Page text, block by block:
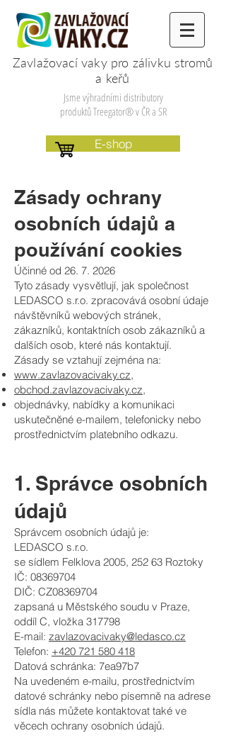
Zavlažovací vaky pro zálivku stromů
a keřů
Jsme výhradními distributory
produktů Treegator® v ČR a SR
E-shop
Zásady ochrany
osobních údajů a
používání cookies
Účinné od 26. 7. 2026
Tyto zásady vysvětlují, jak společnost
LEDASCO s.r.o. zpracovává osobní údaje
návštěvníků webových stránek,
zákazníků, kontaktních osob zákazníků a
dalších osob, které nás kontaktují.
Zásady se vztahují zejména na:
www.zavlazovacivaky.cz,
obchod.zavlazovacivaky.cz,
objednávky, nabídky a komunikaci
uskutečněné e-mailem, telefonicky nebo
prostřednictvím platebního odkazu.
1. Správce osobních
údajů
Správcem osobních údajů je:
LEDASCO s.r.o.
se sídlem Felklova 2005, 252 63 Roztoky
IČ: 08369704
DIČ: CZ08369704
zapsaná u Městského soudu v Praze,
oddíl C, vložka 317798
E-mail: zavlazovacivaky@ledasco.cz
Telefon: +420 721 580 418
Datová schránka: 7ea97b7
Na uvedeném e-mailu, prostřednictvím
datové schránky nebo písemně na adrese
sídla nás můžete kontaktovat také ve
věcech ochrany osobních údajů.